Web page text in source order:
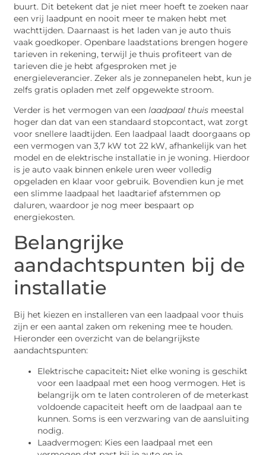
buurt. Dit betekent dat je niet meer hoeft te zoeken naar
een vrij laadpunt en nooit meer te maken hebt met
wachttijden. Daarnaast is het laden van je auto thuis
vaak goedkoper. Openbare laadstations brengen hogere
tarieven in rekening, terwijl je thuis profiteert van de
tarieven die je hebt afgesproken met je
energieleverancier. Zeker als je zonnepanelen hebt, kun je
zelfs gratis opladen met zelf opgewekte stroom.
Verder is het vermogen van een laadpaal thuis meestal
hoger dan dat van een standaard stopcontact, wat zorgt
voor snellere laadtijden. Een laadpaal laadt doorgaans op
een vermogen van 3,7 kW tot 22 kW, afhankelijk van het
model en de elektrische installatie in je woning. Hierdoor
is je auto vaak binnen enkele uren weer volledig
opgeladen en klaar voor gebruik. Bovendien kun je met
een slimme laadpaal het laadtarief afstemmen op
daluren, waardoor je nog meer bespaart op
energiekosten.
Belangrijke
aandachtspunten bij de
installatie
Bij het kiezen en installeren van een laadpaal voor thuis
zijn er een aantal zaken om rekening mee te houden.
Hieronder een overzicht van de belangrijkste
aandachtspunten:
Elektrische capaciteit: Niet elke woning is geschikt
voor een laadpaal met een hoog vermogen. Het is
belangrijk om te laten controleren of de meterkast
voldoende capaciteit heeft om de laadpaal aan te
kunnen. Soms is een verzwaring van de aansluiting
nodig.
Laadvermogen: Kies een laadpaal met een